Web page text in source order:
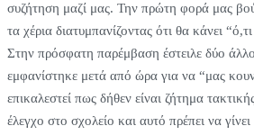
συζήτηση μαζί μας. Την πρώτη φορά μας
τα χέρια διατυμπανίζοντας ότι θα κάνει
Στην πρόσφατη παρέμβαση έστειλε δύο
εμφανίστηκε μετά από ώρα για να “μας
επικαλεστεί πως δήθεν είναι ζήτημα
έλεγχο στο σχολείο και αυτό πρέπει να